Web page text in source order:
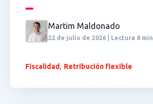
Martim Maldonado
22 de julio de 2026 | Lectura 8 min
Fiscalidad , Retribución flexible